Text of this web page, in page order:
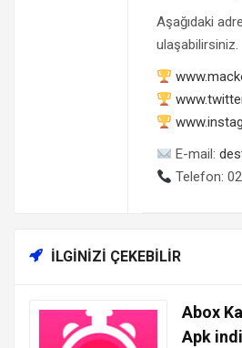
Aşağıdaki
ulaşabilirsiniz.
E-mail:
Telefon:
İLGINIZI ÇEKEBILIR
Abox
Apk